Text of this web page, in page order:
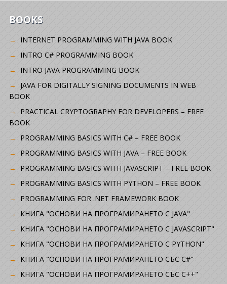
BOOKS
INTERNET PROGRAMMING WITH JAVA BOOK
INTRO C# PROGRAMMING BOOK
INTRO JAVA PROGRAMMING BOOK
JAVA FOR DIGITALLY SIGNING DOCUMENTS IN WEB
BOOK
PRACTICAL CRYPTOGRAPHY FOR DEVELOPERS – FREE
BOOK
PROGRAMMING BASICS WITH C# – FREE BOOK
PROGRAMMING BASICS WITH JAVA – FREE BOOK
PROGRAMMING BASICS WITH JAVASCRIPT – FREE BOOK
PROGRAMMING BASICS WITH PYTHON – FREE BOOK
PROGRAMMING FOR .NET FRAMEWORK BOOK
КНИГА "ОСНОВИ НА ПРОГРАМИРАНЕТО С JAVA"
КНИГА "ОСНОВИ НА ПРОГРАМИРАНЕТО С JAVASCRIPT"
КНИГА "ОСНОВИ НА ПРОГРАМИРАНЕТО С PYTHON"
КНИГА "ОСНОВИ НА ПРОГРАМИРАНЕТО СЪС C#"
КНИГА "ОСНОВИ НА ПРОГРАМИРАНЕТО СЪС C++"